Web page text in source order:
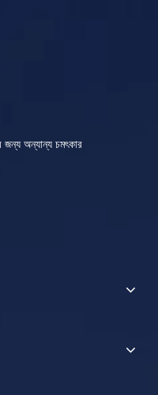
জন্য অন্যান্য চমৎকার